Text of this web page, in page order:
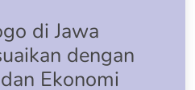
di Jawa
dengan
Ekonomi